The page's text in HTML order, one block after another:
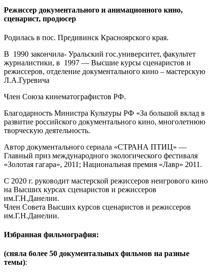
Режиссер документального и анимационного кино,
сценарист, продюсер
Родилась в пос. Предивинск Красноярского края.
В 1990 закончила- Уральский гос.университет, факультет
журналистики, в 1997 — Высшие курсы сценаристов и
режиссеров, отделение документального кино – мастерскую
Л.А.Гуревича
Член Союза кинематографистов РФ.
Благодарность Министра Культуры РФ «За большой вклад в
развитие российского документального кино, многолетнюю
творческую деятельность.
Автор документального сериала «СТРАНА ПТИЦ» —
Главный приз международного экологического фестиваля
«Золотая гагара», 2011; Национальная премия «Лавр» 2011.
С 2020 г. руководит мастерской режиссеров неигрового кино
на Высших курсах сценаристов и режиссеров
им.Г.Н.Данелии.
Член Совета Высших курсов сценаристов и режиссеров
им.Г.Н.Данелии.
Избранная фильмография:
(сняла более 50 документальных фильмов на разные
темы):